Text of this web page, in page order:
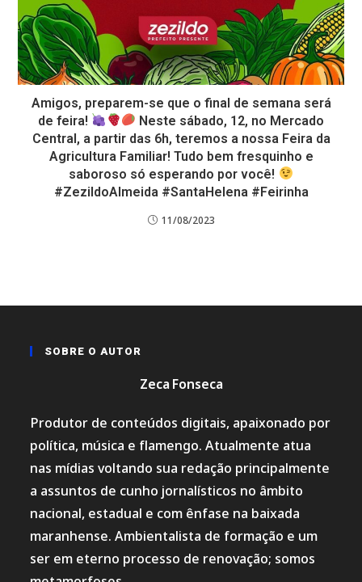
Amigos, preparem-se que o final de semana será
de feira!
Neste sábado, 12, no Mercado
Central, a partir das 6h, teremos a nossa Feira da
Agricultura Familiar! Tudo bem fresquinho e
saboroso só esperando por você!
#ZezildoAlmeida #SantaHelena #Feirinha
11/08/2023
SOBRE O AUTOR
Zeca Fonseca
Produtor de conteúdos digitais, apaixonado por
política, música e flamengo. Atualmente atua
nas mídias voltando sua redação principalmente
a assuntos de cunho jornalísticos no âmbito
nacional, estadual e com ênfase na baixada
maranhense. Ambientalista de formação e um
ser em eterno processo de renovação; somos